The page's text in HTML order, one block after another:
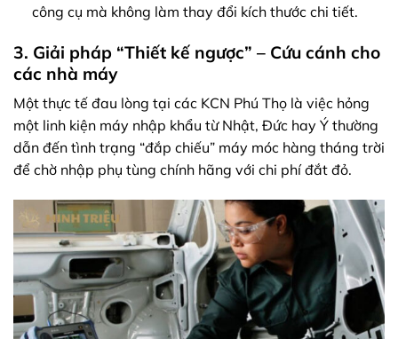
công cụ mà không làm thay đổi kích thước chi tiết.
3. Giải pháp “Thiết kế ngược” – Cứu cánh cho
các nhà máy
Một thực tế đau lòng tại các KCN Phú Thọ là việc hỏng
một linh kiện máy nhập khẩu từ Nhật, Đức hay Ý thường
dẫn đến tình trạng “đắp chiếu” máy móc hàng tháng trời
để chờ nhập phụ tùng chính hãng với chi phí đắt đỏ.